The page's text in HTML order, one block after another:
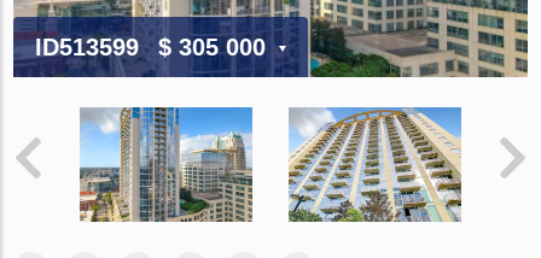
ID513599 $ 305 000